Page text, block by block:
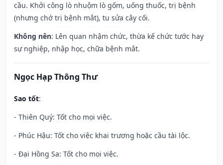
cầu. Khởi công lò nhuộm lò gốm, uống thuốc, trị bệnh
(nhưng chớ trị bệnh mắt), tu sửa cây cối.
Không nên: Lên quan nhậm chức, thừa kế chức tước hay
sự nghiệp, nhập học, chữa bệnh mắt.
Ngọc Hạp Thông Thư
Sao tốt:
- Thiên Quý: Tốt cho mọi việc.
- Phúc Hậu: Tốt cho việc khai trương hoặc cầu tài lộc.
- Đại Hồng Sa: Tốt cho mọi việc.